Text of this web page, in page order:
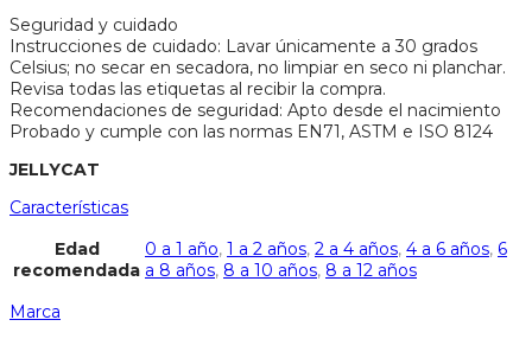
Seguridad y cuidado
Instrucciones de cuidado: Lavar únicamente a 30 grados
Celsius; no secar en secadora, no limpiar en seco ni planchar.
Revisa todas las etiquetas al recibir la compra.
Recomendaciones de seguridad: Apto desde el nacimiento
Probado y cumple con las normas EN71, ASTM e ISO 8124
JELLYCAT
Características
Edad
recomendada
0 a 1 año, 1 a 2 años, 2 a 4 años, 4 a 6 años, 6
a 8 años, 8 a 10 años, 8 a 12 años
Marca